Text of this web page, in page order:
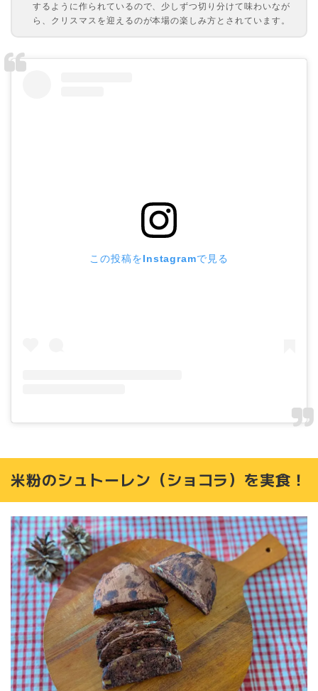
するように作られているので、少しずつ切り分けて味わいなが
ら、クリスマスを迎えるのが本場の楽しみ方とされています。
この投稿をInstagramで見る
米粉のシュトーレン（ショコラ）を実食！